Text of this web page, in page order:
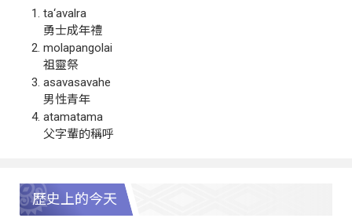
ta‘avalra
勇士成年禮
molapangolai
祖靈祭
asavasavahe
男性青年
atamatama
父字輩的稱呼
歷史上的今天